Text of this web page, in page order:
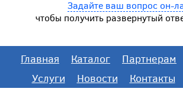
Задайте ваш вопрос он-
чтобы получить развернутый
Главная Каталог Партнерам
Услуги
Новости Контакты